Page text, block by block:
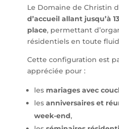
Le Domaine de Christin
d’accueil allant jusqu’à
place, permettant
résidentiels en toute
Cette configuration est
appréciée pour :
les mariages avec
les anniversaires et
week-end,